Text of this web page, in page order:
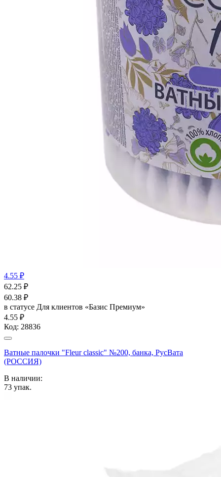
4.55 ₽
62.25 ₽
60.38 ₽
в статусе Для клиентов «Базис Премиум»
4.55 ₽
Код: 28836
Ватные палочки "Fleur classic" №200, банка, РусВата
(РОССИЯ)
В наличии:
73 упак.